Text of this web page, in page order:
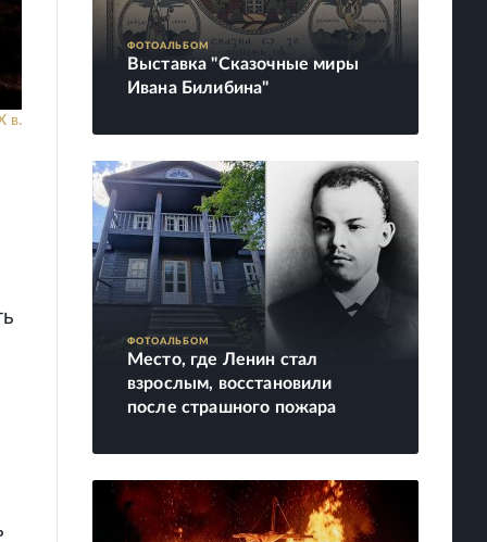
в.
ФОТОАЛЬБОМ
Выставка "Сказочные миры
Ивана Билибина"
ФОТОАЛЬБОМ
Место, где Ленин стал
взрослым, восстановили
после страшного пожара